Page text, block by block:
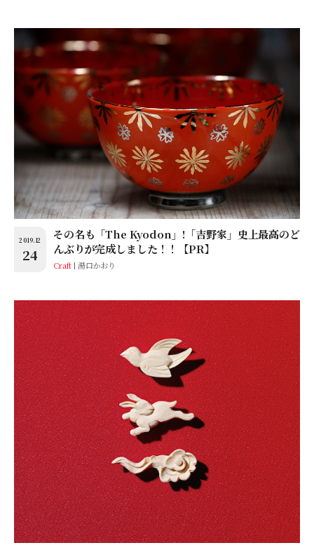
2019.12
24
その名も「The Kyodon」!「吉野家」史上最高のど
んぶりが完成しました！！【PR】
Craft 湯口かおり